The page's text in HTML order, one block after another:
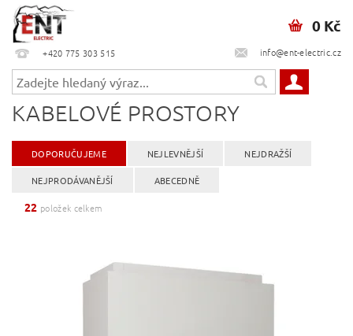
+420 775 303 515 info@ent-electric.cz
0 Kč
KABELOVÉ PROSTORY
DOPORUČUJEME NEJLEVNĚJŠÍ NEJDRAŽŠÍ
NEJPRODÁVANĚJŠÍ ABECEDNĚ
22 položek celkem